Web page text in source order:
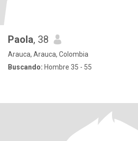
Paola, 38
Arauca, Arauca, Colombia
Buscando: Hombre 35 - 55